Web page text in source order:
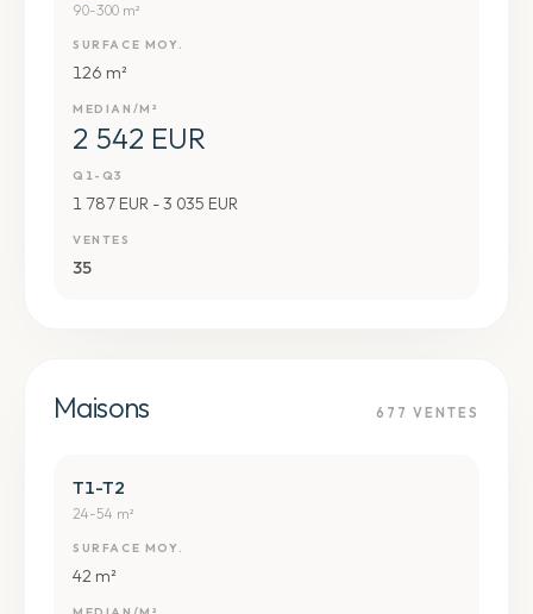
90-300 m²
SURFACE MOY.
126 m²
MEDIAN/M²
2 542 EUR
Q1-Q3
1 787 EUR - 3 035 EUR
VENTES
35
Maisons 677 VENTES
T1-T2
24-54 m²
SURFACE MOY.
42 m²